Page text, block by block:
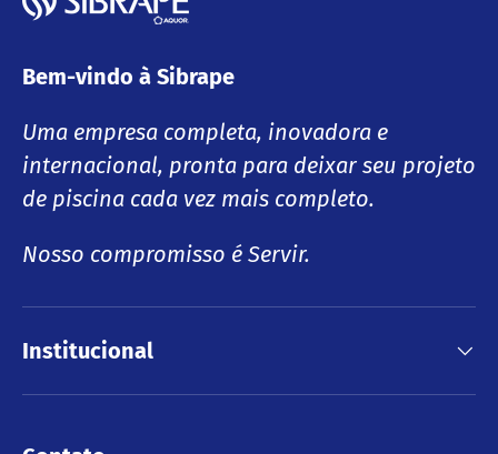
Bem-vindo à Sibrape
Uma empresa completa, inovadora e
internacional, pronta para deixar seu projeto
de piscina cada vez mais completo.
Nosso compromisso é Servir.
Institucional